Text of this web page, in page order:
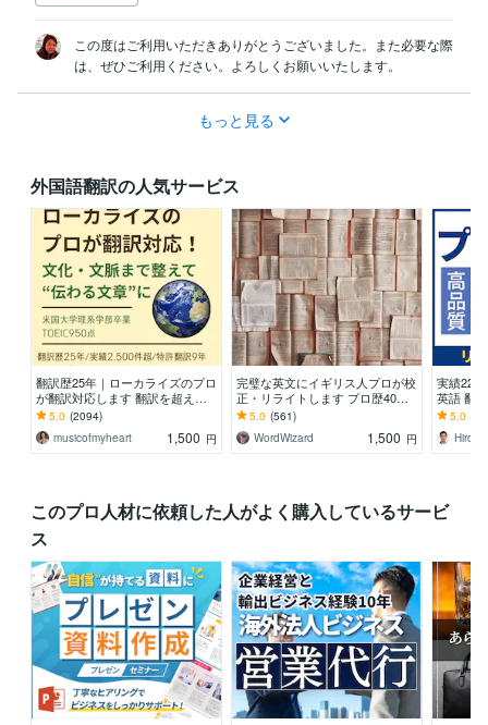
この度はご利用いただきありがとうございました。また必要な際
は、ぜひご利用ください。よろしくお願いいたします。
もっと見る
外国語翻訳の人気サービス
翻訳歴25年｜ローカライズのプロ
が翻訳対応します 翻訳を超えた
ローカライゼーションで自然な表
現に仕上げます
5.0 (2094)
musicofmyheart
1,500 円
完璧な英文にイギリス人プロが校
正・リライトします プロ歴40
年！伝わるだけでなく、読む人を
惹きつける英文に。
5.0 (561)
WordWizard
1,500 円
実績
英語 翻訳
C940ビ
が対応
5.0
このプロ人材に依頼した人がよく購入しているサービ
ス